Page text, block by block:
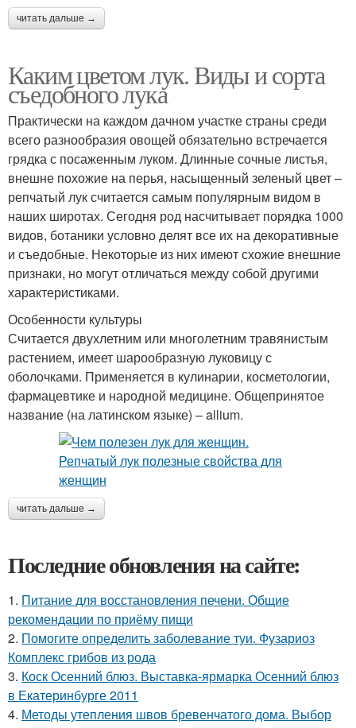
читать дальше →
Каким цветом лук. Виды и сорта
съедобного лука
Практически на каждом дачном участке страны среди
всего разнообразия овощей обязательно встречается
грядка с посаженным луком. Длинные сочные листья,
внешне похожие на перья, насыщенный зеленый цвет –
репчатый лук считается самым популярным видом в
наших широтах. Сегодня род насчитывает порядка 1000
видов, ботаники условно делят все их на декоративные
и съедобные. Некоторые из них имеют схожие внешние
признаки, но могут отличаться между собой другими
характеристиками.
Особенности культуры
Считается двухлетним или многолетним травянистым
растением, имеет шарообразную луковицу с
оболочками. Применяется в кулинарии, косметологии,
фармацевтике и народной медицине. Общепринятое
название (на латинском языке) – allium.
читать дальше →
Последние обновления на сайте:
1. Питание для восстановления печени. Общие
рекомендации по приёму пищи
2. Помогите определить заболевание туи. Фузариоз
Комплекс грибов из рода
3. Коск Осенний блюз. Выставка-ярмарка Осенний блюз
в Екатеринбурге 2011
4. Методы утепления швов бревенчатого дома. Выбор